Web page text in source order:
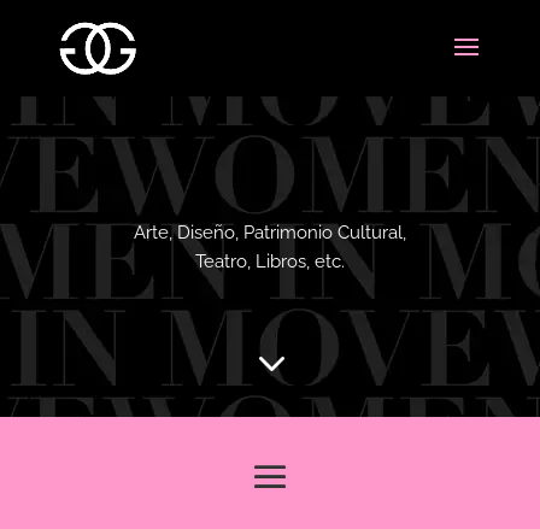
Arte, Diseño, Patrimonio Cultural,
Teatro, Libros, etc.
3